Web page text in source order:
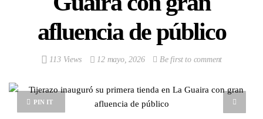
afluencia de público
113 Views 12 mayo, 2026 Be first to comment
PIN IT